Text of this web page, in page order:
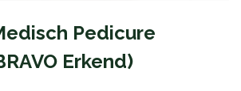
Pedicure
Erkend)​